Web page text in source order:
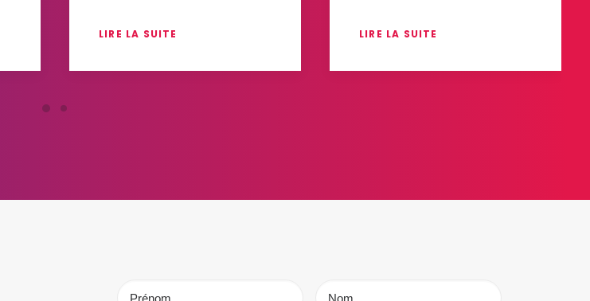
LIRE LA SUITE LIRE LA SUITE